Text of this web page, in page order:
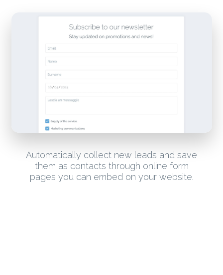
Automatically collect new leads and save
them as contacts through online form
pages you can embed on your website.